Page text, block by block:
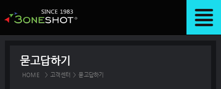
묻고답하기
HOME > 고객센터 > 묻고답하기